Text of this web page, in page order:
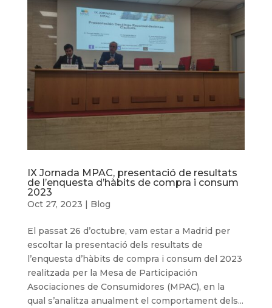
IX Jornada MPAC, presentació de resultats
de l’enquesta d’hàbits de compra i consum
2023
Oct 27, 2023 | Blog
El passat 26 d’octubre, vam estar a Madrid per
escoltar la presentació dels resultats de
l’enquesta d’hàbits de compra i consum del 2023
realitzada per la Mesa de Participación
Asociaciones de Consumidores (MPAC), en la
qual s’analitza anualment el comportament dels...